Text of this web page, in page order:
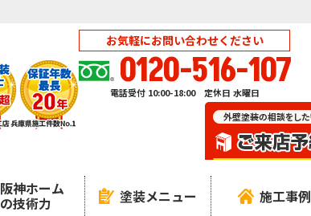
お気軽にお問い合わせください
0120-516-107
電話受付 10:00-18:00 定休日 水曜日
阪神ホーム
の技術力 塗装メニュー 施工事例